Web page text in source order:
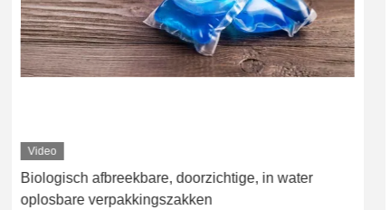
Video
Biologisch afbreekbare, doorzichtige, in water
oplosbare verpakkingszakken